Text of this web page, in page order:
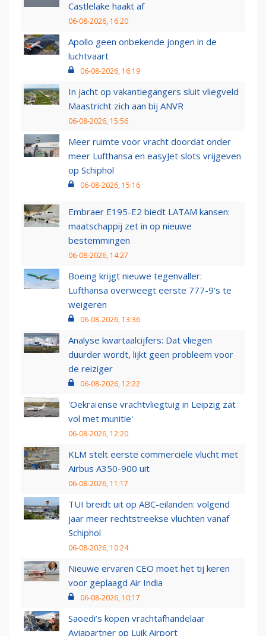
Castlelake haakt af
06-08-2026, 16:20
Apollo geen onbekende jongen in de
luchtvaart
06-08-2026, 16:19
In jacht op vakantiegangers sluit vliegveld
Maastricht zich aan bij ANVR
06-08-2026, 15:56
Meer ruimte voor vracht doordat onder
meer Lufthansa en easyJet slots vrijgeven
op Schiphol
06-08-2026, 15:16
Embraer E195-E2 biedt LATAM kansen:
maatschappij zet in op nieuwe
bestemmingen
06-08-2026, 14:27
Boeing krijgt nieuwe tegenvaller:
Lufthansa overweegt eerste 777-9’s te
weigeren
06-08-2026, 13:36
Analyse kwartaalcijfers: Dat vliegen
duurder wordt, lijkt geen probleem voor
de reiziger
06-08-2026, 12:22
'Oekraïense vrachtvliegtuig in Leipzig zat
vol met munitie'
06-08-2026, 12:20
KLM stelt eerste commerciële vlucht met
Airbus A350-900 uit
06-08-2026, 11:17
TUI breidt uit op ABC-eilanden: volgend
jaar meer rechtstreekse vluchten vanaf
Schiphol
06-08-2026, 10:24
Nieuwe ervaren CEO moet het tij keren
voor geplaagd Air India
06-08-2026, 10:17
Saoedi’s kopen vrachtafhandelaar
Aviapartner op Luik Airport